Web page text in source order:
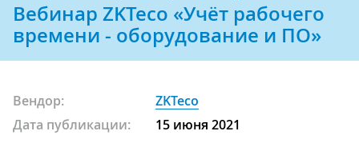
Вебинар ZKTeco «Учёт рабочего
времени - оборудование и ПО»
Вендор:
ZKTeco
Дата публикации:
15 июня 2021